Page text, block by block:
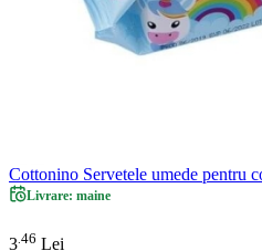
Cottonino Servetele umede pentru
Livrare: maine
3 46 Lei